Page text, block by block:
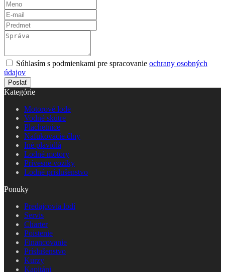
Súhlasím s podmienkami pre spracovanie ochrany osobných
údajov
Poslať
Kategórie
Motorové lode
Vodné skútre
Plachetnice
Nafukovacie člny
Iné plavidlá
Lodné motory
Prívesne vozíky
Lodné príslušenstvo
Ponuky
Predajcovia lodí
Servis
Charter
Poistenie
Financovanie
Príslušenstvo
Kurzy
Kapitáni